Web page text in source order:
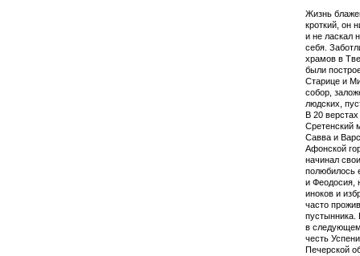
Жизнь
кроткий, он
и не ласкал
себя.
храмов в
были
Старице и
собор,
людских,
В 20
Сретенский
Савва и
Афон­ской
начинал
полюбилось
и Феодосия,
иноков и
часто
пустынника.
в
честь
Печерской